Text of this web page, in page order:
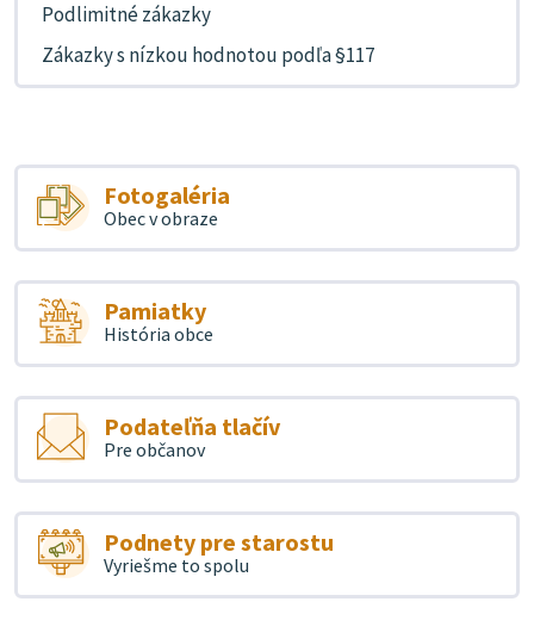
Podlimitné zákazky
Zákazky s nízkou hodnotou podľa §117
Fotogaléria
Obec v obraze
Pamiatky
História obce
Podateľňa tlačív
Pre občanov
Podnety pre starostu
Vyriešme to spolu